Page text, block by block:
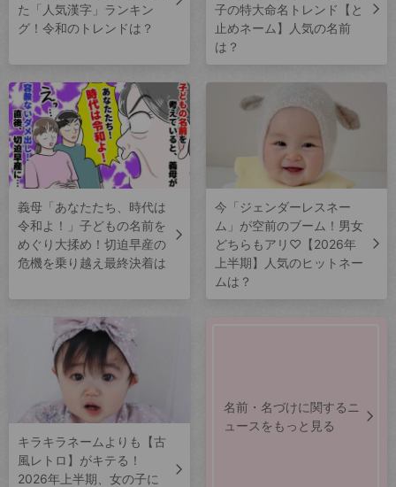
た「人気漢字」ランキン
グ！令和のトレンドは？
子の特大命名トレンド【と
止めネーム】人気の名前
は？
義母「あなたたち、時代は
令和よ！」子どもの名前を
めぐり大揉め！切迫早産の
危機を乗り越え最終決着は
今「ジェンダーレスネー
ム」が空前のブーム！男女
どちらもアリ♡【2026年
上半期】人気のヒットネー
ムは？
キラキラネームよりも【古
風レトロ】がキテる！
2026年上半期、女の子に
名前・名づけに関するニ
ュースをもっと見る